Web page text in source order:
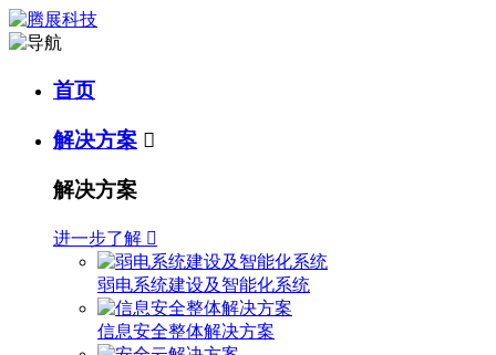
首页
解决方案 
解决方案
进一步了解 
弱电系统建设及智能化系统
信息安全整体解决方案